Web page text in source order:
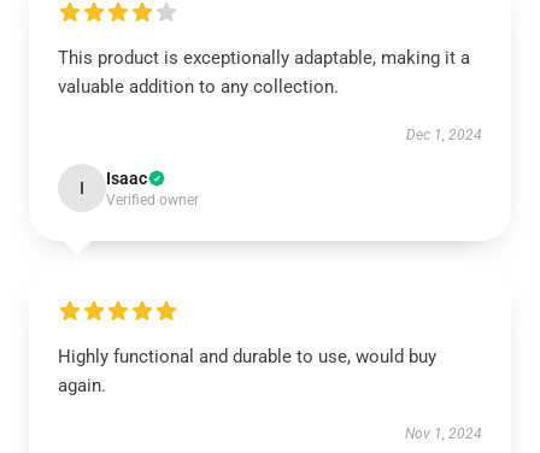
This product is exceptionally adaptable, making it a
valuable addition to any collection.
Dec 1, 2024
I Isaac
Verified owner
Highly functional and durable to use, would buy
again.
Nov 1, 2024